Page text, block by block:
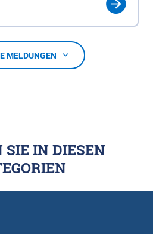
MELDUNGEN
SIE IN DIESEN